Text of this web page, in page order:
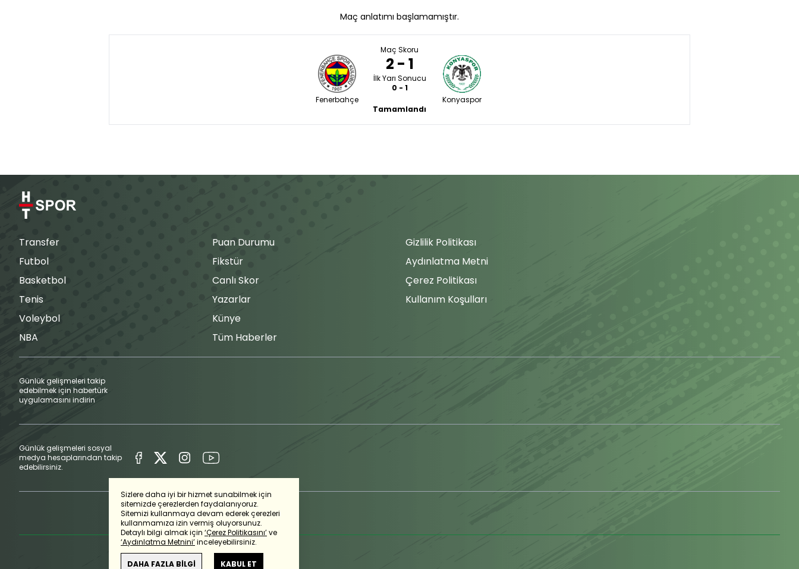
Maç anlatımı başlamamıştır.
Fenerbahçe
Maç Skoru
2 - 1
İlk Yarı Sonucu
0 - 1
Tamamlandı
Konyaspor
Sizlere daha iyi bir hizmet sunabilmek için
sitemizde çerezlerden faydalanıyoruz.
Sitemizi kullanmaya devam ederek çerezleri
kullanmamıza izin vermiş oluyorsunuz.
Detaylı bilgi almak için ‘Çerez Politikasını’ve
‘Aydınlatma Metnini’inceleyebilirsiniz.
DAHA FAZLA BİLGİ KABUL ET
Transfer
Futbol
Basketbol
Tenis
Voleybol
NBA
Puan Durumu
Fikstür
Canlı Skor
Yazarlar
Künye
Tüm Haberler
Gizlilik Politikası
Aydınlatma Metni
Çerez Politikası
Kullanım Koşulları
Günlük gelişmeleri takip
edebilmek için habertürk
uygulamasını indirin
Günlük gelişmeleri sosyal
medya hesaplarından takip
edebilirsiniz.